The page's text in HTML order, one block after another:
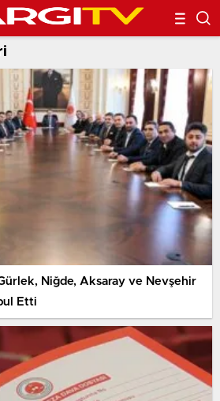
Niğde, Aksaray ve Nevşehir
Etti